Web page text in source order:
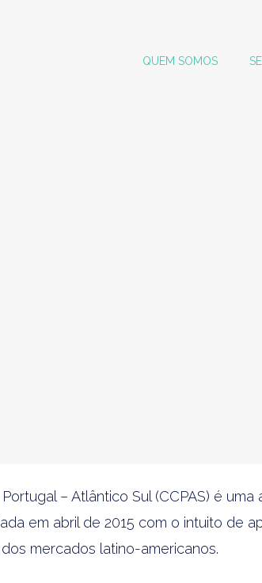
QUEM SOMOS
– Atlântico Sul (CCPAS) é uma
em abril de 2015 com o intuito de
mercados latino-americanos.